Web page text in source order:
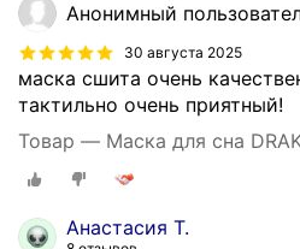
Анонимный
30 августа 2025
маска сшита очень
тактильно очень приятный!
Товар — Маска для сна
Анастасия Т.